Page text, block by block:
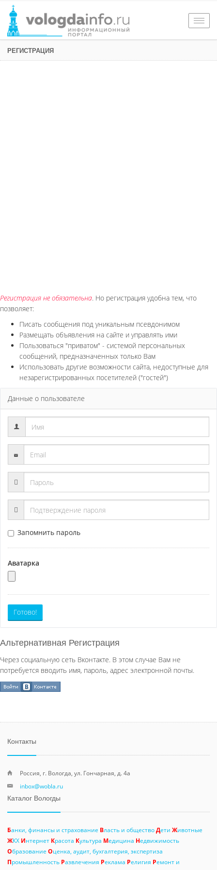
РЕГИСТРАЦИЯ
Регистрация не обязательна. Но регистрация удобна тем, что
позволяет:
Писать сообщения под уникальным псевдонимом
Размещать объявления на сайте и управлять ими
Пользоваться "приватом" - системой персональных
сообщений, предназначенных только Вам
Использовать другие возможности сайта, недоступные для
незарегистрированных посетителей ("гостей")
Данные о пользователе
Запомнить пароль
Аватарка
Готово!
Альтернативная Регистрация
Через социальную сеть Вконтакте. В этом случае Вам не
потребуется вводить имя, пароль, адрес электронной почты.
Контакты
Россия, г. Вологда, ул. Гончарная, д. 4а
inbox@wobla.ru
Каталог Вологды
Банки, финансы и страхование Власть и обществоДети Животные
ЖКХ Интернет Красота Культура Медицина Недвижимость
Образование Оценка, аудит, бухгалтерия, экспертиза
Промышленность Развлечения Реклама Религия Ремонт и